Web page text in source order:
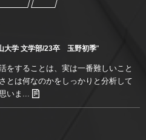
大学 文学部/23卒 玉野初季"
をすることは、実は一番難しいこと
とは何なのかをしっかりと分析して
いま...